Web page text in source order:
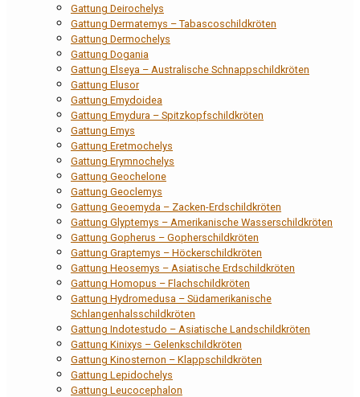
Gattung Deirochelys
Gattung Dermatemys – Tabascoschildkröten
Gattung Dermochelys
Gattung Dogania
Gattung Elseya – Australische Schnappschildkröten
Gattung Elusor
Gattung Emydoidea
Gattung Emydura – Spitzkopfschildkröten
Gattung Emys
Gattung Eretmochelys
Gattung Erymnochelys
Gattung Geochelone
Gattung Geoclemys
Gattung Geoemyda – Zacken-Erdschildkröten
Gattung Glyptemys – Amerikanische Wasserschildkröten
Gattung Gopherus – Gopherschildkröten
Gattung Graptemys – Höckerschildkröten
Gattung Heosemys – Asiatische Erdschildkröten
Gattung Homopus – Flachschildkröten
Gattung Hydromedusa – Südamerikanische
Schlangenhalsschildkröten
Gattung Indotestudo – Asiatische Landschildkröten
Gattung Kinixys – Gelenkschildkröten
Gattung Kinosternon – Klappschildkröten
Gattung Lepidochelys
Gattung Leucocephalon